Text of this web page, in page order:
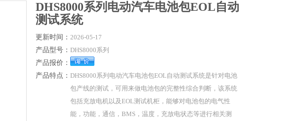
DHS8000系列电动汽车电池包EOL自动
测试系统
更新时间： 2026-05-17
产品型号： DHS8000系列
产品报价：
产品特点： DHS8000系列电动汽车电池包EOL自动测试系统是针对电池
包产线的测试，可用来做电池包的完整性综合判断，该系统
包括充放电机以及EOL测试机柜，能够对电池包的电气性
能，功能，通信，BMS，温度，充放电状态等进行相关测